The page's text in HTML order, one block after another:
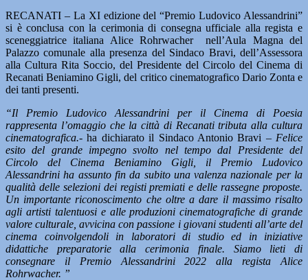
RECANATI – La XI edizione del “Premio Ludovico Alessandrini”
si è conclusa con la cerimonia di consegna ufficiale alla regista e
sceneggiatrice italiana Alice Rohrwacher nell’Aula Magna del
Palazzo comunale alla presenza del Sindaco Bravi, dell’Assessora
alla Cultura Rita Soccio, del Presidente del Circolo del Cinema di
Recanati Beniamino Gigli, del critico cinematografico Dario Zonta e
dei tanti presenti.
“Il Premio Ludovico Alessandrini per il Cinema di Poesia
rappresenta l’omaggio che la città di Recanati tributa alla cultura
cinematografica.- ha dichiarato il Sindaco Antonio Bravi – Felice
esito del grande impegno svolto nel tempo dal Presidente del
Circolo del Cinema Beniamino Gigli, il Premio Ludovico
Alessandrini ha assunto fin da subito una valenza nazionale per la
qualità delle selezioni dei registi premiati e delle rassegne proposte.
Un importante riconoscimento che oltre a dare il massimo risalto
agli artisti talentuosi e alle produzioni cinematografiche di grande
valore culturale, avvicina con passione i giovani studenti all’arte del
cinema coinvolgendoli in laboratori di studio ed in iniziative
didattiche preparatorie alla cerimonia finale. Siamo lieti di
consegnare il Premio Alessandrini 2022 alla regista Alice
Rohrwacher. ”